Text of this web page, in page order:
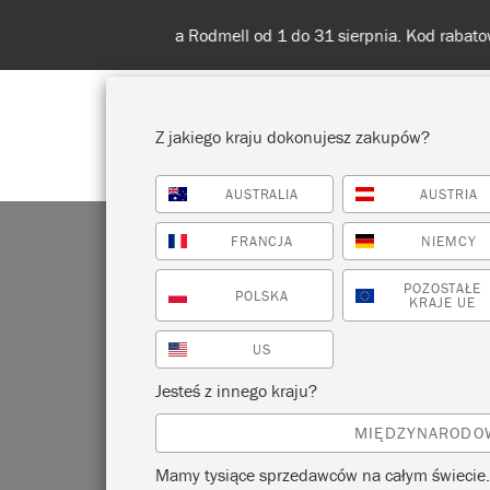
POKAŻ WSZYSTKO FARBA
Z jakiego kraju dokonujesz zakupów?
AUSTRALIA AUSTRIA
FRANCJA NIEMCY
POLSKA POZOSTAŁE
KRAJE UE
US
Jesteś z innego kraju?
Mamy tysiące sprzedawców na całym świecie.